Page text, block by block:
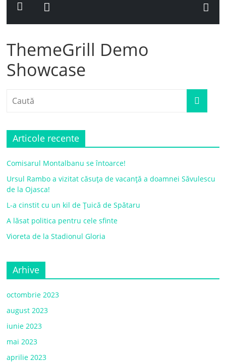
ThemeGrill Demo
Showcase
Articole recente
Comisarul Montalbanu se întoarce!
Ursul Rambo a vizitat căsuța de vacanță a doamnei Săvulescu
de la Ojasca!
L-a cinstit cu un kil de Țuică de Spătaru
A lăsat politica pentru cele sfinte
Vioreta de la Stadionul Gloria
Arhive
octombrie 2023
august 2023
iunie 2023
mai 2023
aprilie 2023